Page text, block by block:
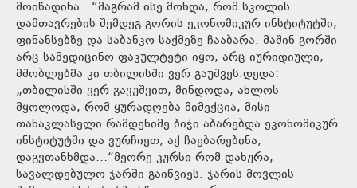
მოიწადინა…“მაგრამ ისე მოხდა, რომ სკოლის
დამთავრების შემდეგ გორის ეკონომიკურ ინსტიტუტში,
ფინანსებზე და საბანკო საქმეზე ჩააბარა. მაშინ გორში
არც სამედიცინო ფაკულტეტი იყო, არც იურიდიული,
მშობლებმა კი თბილისში ვერ გაუშვეს.დედა:
„თბილისში ვერ გავუშვით, მინდოდა, ახლოს
მყოლოდა, რომ ყურადღება მიმექცია, მისი
თანაკლასელი რამდენიმე ბიჭი აბარებდა ეკონომიკურ
ინსტიტუტში და ვურჩიეთ, აქ ჩაებარებინა,
დაგვთანხმდა…“მეორე კურსი რომ დახურა,
სავალდებულო ჯარში გაიწვიეს. ჯარის მოვლის